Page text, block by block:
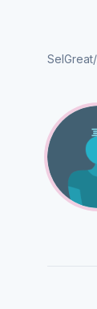
SelGreat/